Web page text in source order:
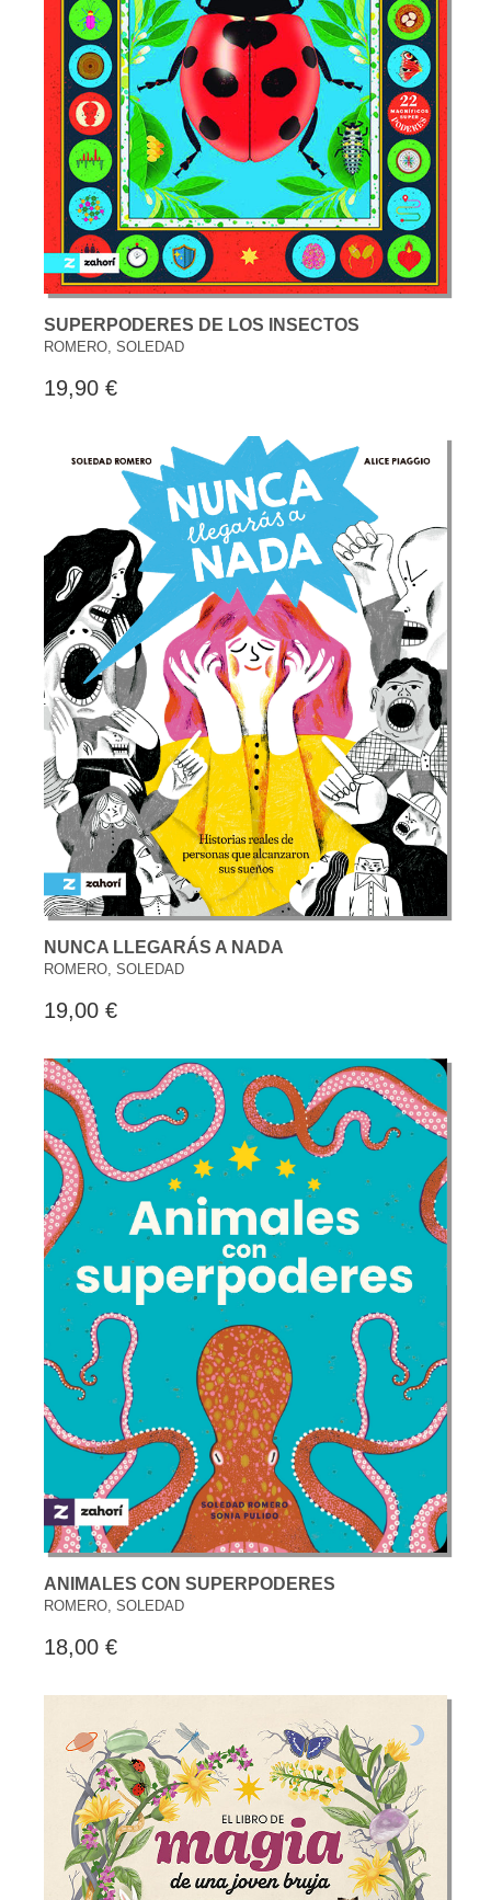
SUPERPODERES DE LOS INSECTOS
ROMERO, SOLEDAD
19,90 €
NUNCA LLEGARÁS A NADA
ROMERO, SOLEDAD
19,00 €
ANIMALES CON SUPERPODERES
ROMERO, SOLEDAD
18,00 €